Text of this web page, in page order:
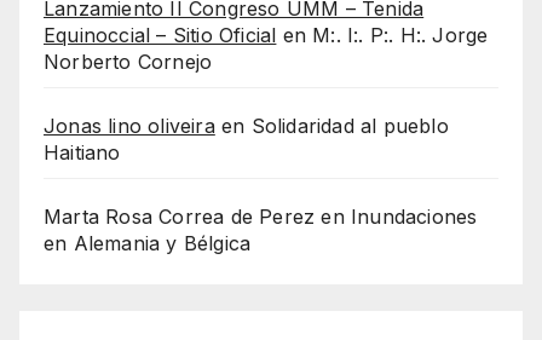
Lanzamiento II Congreso UMM – Tenida
Equinoccial – Sitio Oficial en M:. I:. P:. H:. Jorge
Norberto Cornejo
Jonas lino oliveiraen Solidaridad al pueblo
Haitiano
Marta Rosa Correa de Perez en Inundaciones
en Alemania y Bélgica